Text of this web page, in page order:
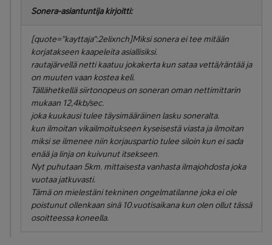
Sonera-asiantuntija kirjoitti:
[quote="kayttaja":2elixnch]Miksi sonera ei tee mitään
korjatakseen kaapeleita asiallisiksi.
rautajärvellä netti kaatuu jokakerta kun sataa vettä/räntää ja
on muuten vaan kostea keli.
Tällähetkellä siirtonopeus on soneran oman nettimittarin
mukaan 12,4kb/sec.
joka kuukausi tulee täysimääräinen lasku soneralta.
kun ilmoitan vikailmoitukseen kyseisestä viasta ja ilmoitan
miksi se ilmenee niin korjauspartio tulee siloin kun ei sada
enää ja linja on kuivunut itsekseen.
Nyt puhutaan 5km. mittaisesta vanhasta ilmajohdosta joka
vuotaa jatkuvasti.
Tämä on mielestäni tekninen ongelmatilanne joka ei ole
poistunut ollenkaan sinä 10.vuotisaikana kun olen ollut tässä
osoitteessa koneella.